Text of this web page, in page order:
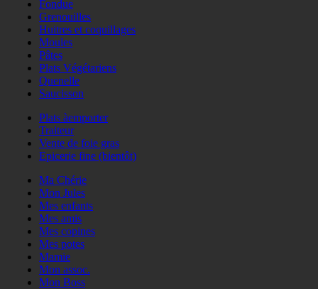
Fondue
Grenouilles
Huitres et coquillages
Moules
Pâtes
Plats Végétariens
Quenelle
Saucisson
Plats àemporter
Traiteur
Vente de foie gras
Epicerie fine (bientôt)
Ma Chérie
Mon Jules
Mes enfants
Mes amis
Mes copines
Mes potes
Mamie
Mon assoc.
Mon Boss